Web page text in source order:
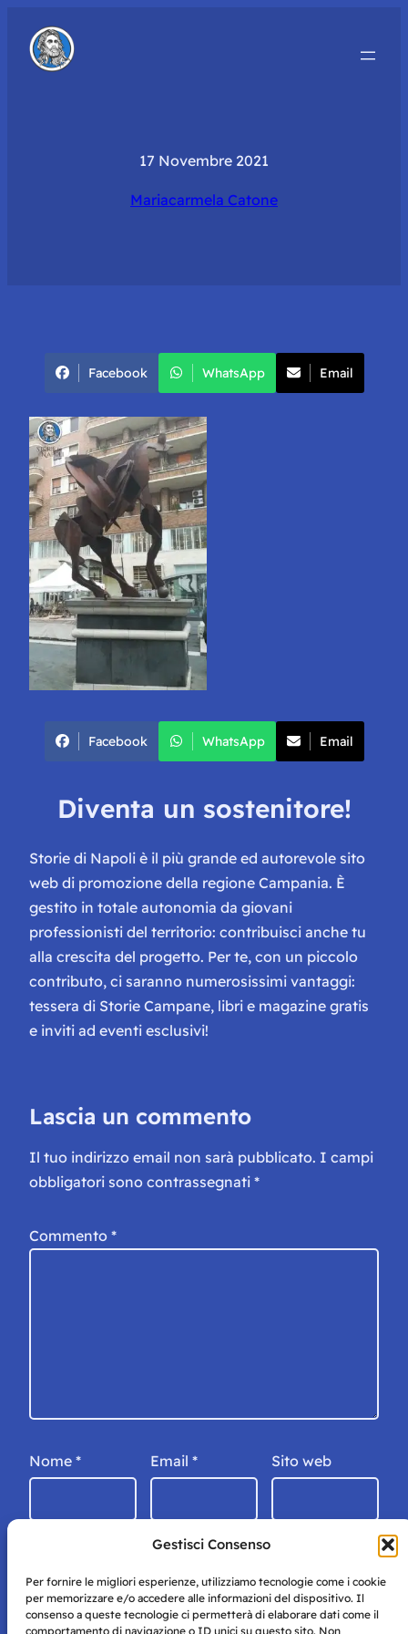
Gestisci Consenso
Per fornire le migliori esperienze, utilizziamo tecnologie come i cookie
per memorizzare e/o accedere alle informazioni del dispositivo. Il
consenso a queste tecnologie ci permetterà di elaborare dati come il
comportamento di navigazione o ID unici su questo sito. Non
17 Novembre 2021
Mariacarmela Catone
Facebook WhatsApp Email
Facebook WhatsApp Email
Diventa un sostenitore!
Storie di Napoli è il più grande ed autorevole sito
web di promozione della regione Campania. È
gestito in totale autonomia da giovani
professionisti del territorio: contribuisci anche tu
alla crescita del progetto. Per te, con un piccolo
contributo, ci saranno numerosissimi vantaggi:
tessera di Storie Campane, libri e magazine gratis
e inviti ad eventi esclusivi!
Lascia un commento
Il tuo indirizzo email non sarà pubblicato. I campi
obbligatori sono contrassegnati *
Commento *
Nome * Email * Sito web